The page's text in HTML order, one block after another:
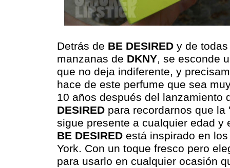
Detrás de BE DESIRED y de
manzanas de DKNY, se esconde
que no deja indiferente, y
hace de este perfume que sea
10 años después del lanzamiento
DESIREDpara recordarnos que la
sigue presente a cualquier edad y
BE DESIREDestá inspirado en
York. Con un toque fresco pero
para usarlo en cualquier ocasión